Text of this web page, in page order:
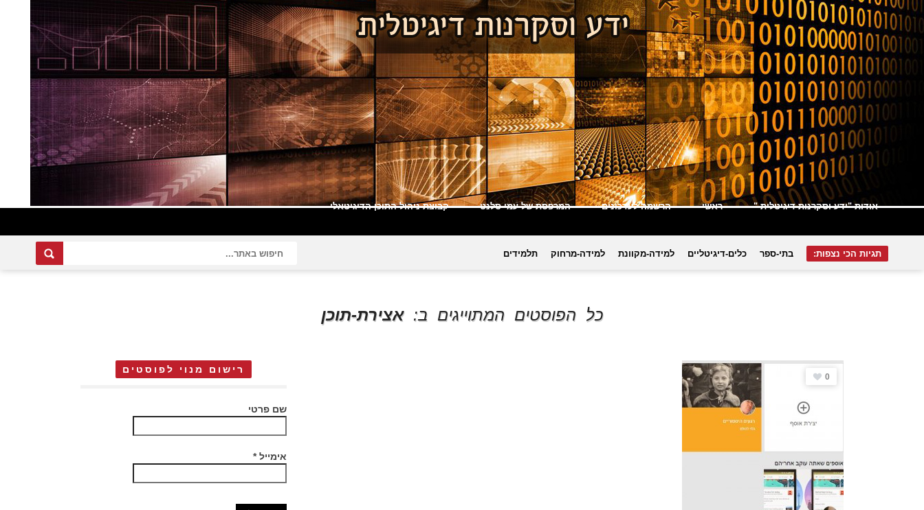
אודות "ידע וסקרנות דיגיטלית " ראשי הרשמה לעדכונים המרפסת של עמי סלנט קבוצת ניהול התוכן הדיגיטאלי
תגיות הכי נצפות: בתי-ספר כלים-דיגיטליים למידה-מקוונת למידה-מרחוק תלמידים
כל הפוסטים המתוייגים ב:אצירת-תוכן
0
רישום מנוי לפוסטים
שם פרטי
אימייל*